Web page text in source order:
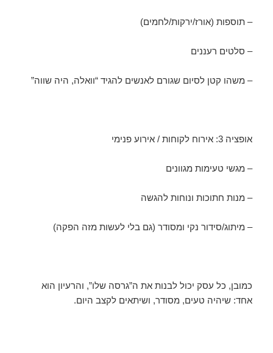
– תוספות (אורז/ירקות/לחמים)
– סלטים רעננים
– משהו קטן לסיום שגורם לאנשים להגיד “וואלה, היה שווה”
אופציה 3: אירוח לקוחות / אירוע פנימי
– מגשי טעימות מגוונים
– מנות חתוכות ונוחות להגשה
– מיתוג/סידור נקי ומסודר (גם בלי לעשות מזה הפקה)
כמובן, כל עסק יכול לבנות את ה”גרסה שלו”, והרעיון הוא
אחד: שיהיה טעים, מסודר, ושיתאים לקצב היום.